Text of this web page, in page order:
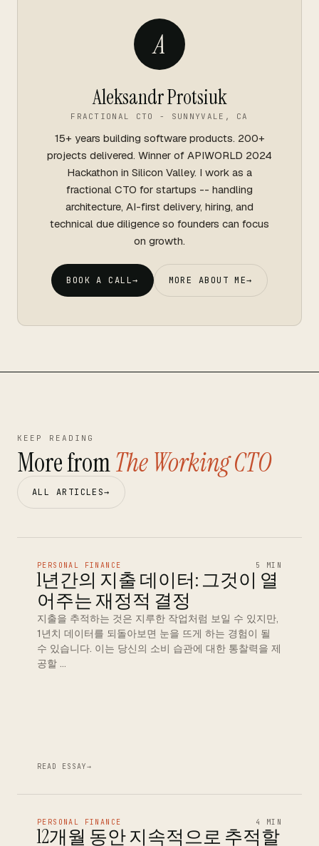
A
Aleksandr Protsiuk
FRACTIONAL CTO - SUNNYVALE, CA
15+ years building software products. 200+
projects delivered. Winner of APIWORLD 2024
Hackathon in Silicon Valley. I work as a
fractional CTO for startups -- handling
architecture, AI-first delivery, hiring, and
technical due diligence so founders can focus
on growth.
BOOK A CALL→ MORE ABOUT ME→
KEEP READING
More fromThe Working CTO
ALL ARTICLES→
PERSONAL FINANCE 5 MIN
1년간의 지출 데이터: 그것이 열
어주는 재정적 결정
지출을 추적하는 것은 지루한 작업처럼 보일 수 있지만,
1년치 데이터를 되돌아보면 눈을 뜨게 하는 경험이 될
수 있습니다. 이는 당신의 소비 습관에 대한 통찰력을 제
공할 …
READ ESSAY→
PERSONAL FINANCE 4 MIN
12개월 동안 지속적으로 추적할